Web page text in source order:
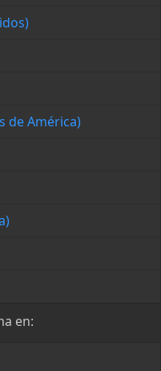
de América)
en: